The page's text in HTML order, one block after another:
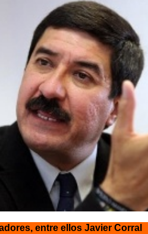
entre ellos Javier Corral